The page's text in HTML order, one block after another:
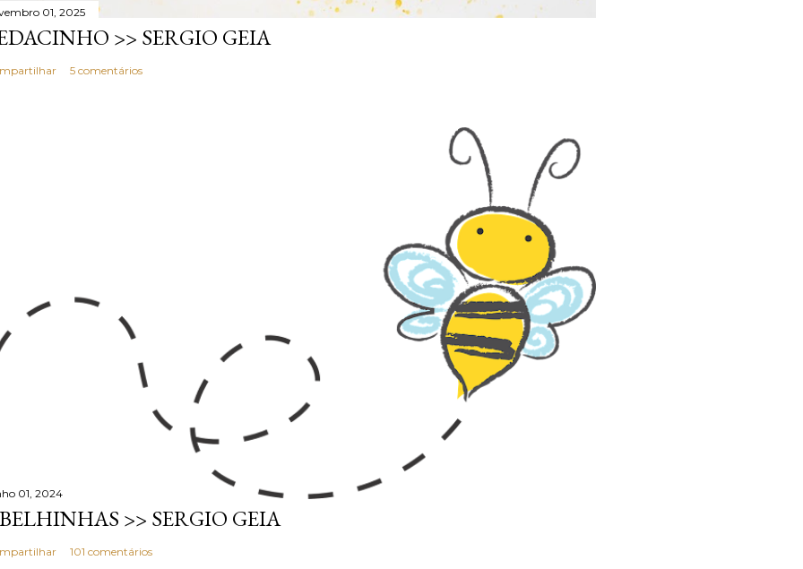
01, 2025
>> SERGIO GEIA
5 comentários
01, 2024
>> SERGIO GEIA
101 comentários